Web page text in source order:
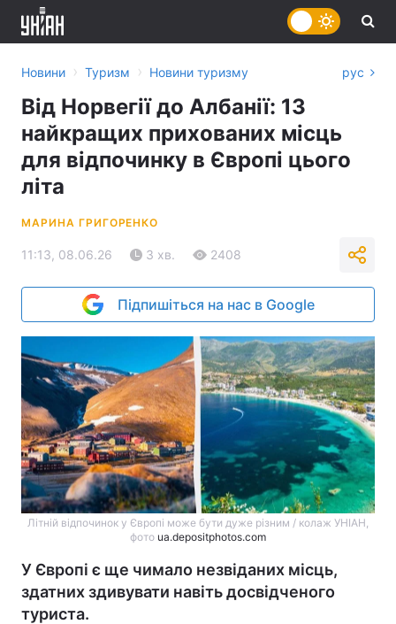
Новини › Туризм › Новини туризму рус
Від Норвегії до Албанії: 13
найкращих прихованих місць
для відпочинку в Європі цього
літа
МАРИНА ГРИГОРЕНКО
11:13, 08.06.26 3 хв. 2408
Підпишіться на нас в Google
Літній відпочинок у Європі може бути дуже різним / колаж УНІАН,
фото ua.depositphotos.com
У Європі є ще чимало незвіданих місць,
здатних здивувати навіть досвідченого
туриста.